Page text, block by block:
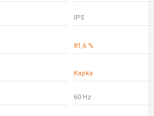
IPS
81,6 %
Kapka
60 Hz